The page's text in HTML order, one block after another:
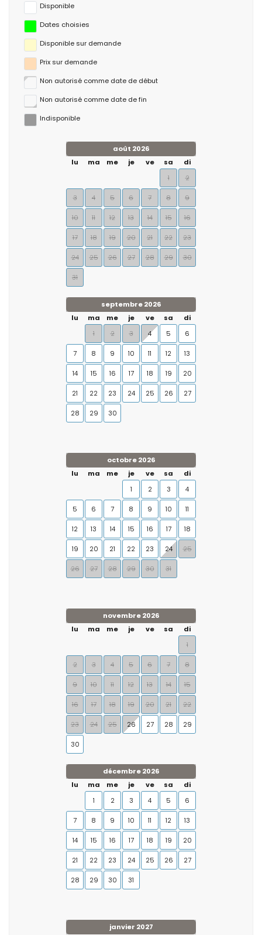
Disponible
Dates choisies
Disponible sur demande
Prix ​​sur demande
Non autorisé comme date de début
Non autorisé comme date de fin
Indisponible
août 2026
lu
ma me je ve sa
di
1
2
3 4 5 6 7 8 9
10 11 12 13 14 15 16
17 18 19 20 21 22 23
24 25 26 27 28 29 30
31
septembre 2026
lu
ma me je ve sa
di
1
2 3 4 5 6
7 8 9 10 11 12 13
14 15 16 17 18 19 20
21 22 23 24 25 26 27
28 29 30
octobre 2026
lu
ma me je ve sa
di
1
2 3 4
5 6 7 8 9 10 11
12 13 14 15 16 17 18
19 20 21 22 23 24 25
26 27 28 29 30 31
novembre 2026
lu
ma me je ve sa
di
1
2 3 4 5 6 7 8
9 10 11 12 13 14 15
16 17 18 19 20 21 22
23 24 25 26 27 28 29
30
décembre 2026
lu
ma me je ve sa
di
1
2 3 4 5 6
7 8 9 10 11 12 13
14 15 16 17 18 19 20
21 22 23 24 25 26 27
28 29 30 31
janvier 2027